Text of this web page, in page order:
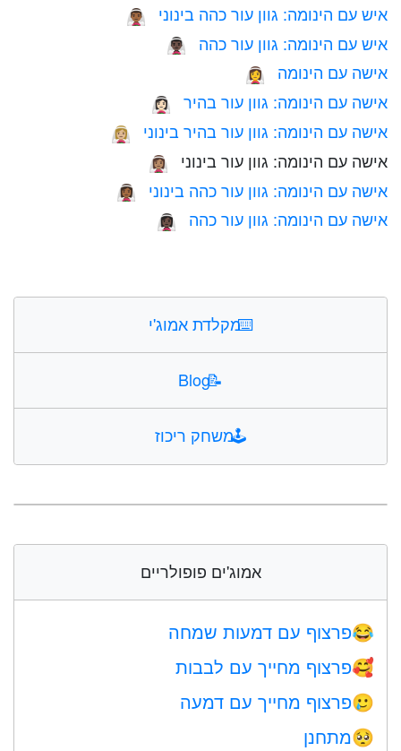
👰🏾‍♂️ איש עם הינומה: גוון עור כהה בינוני
👰🏿‍♂️ איש עם הינומה: גוון עור כהה
👰‍♀️ אישה עם הינומה
👰🏻‍♀️ אישה עם הינומה: גוון עור בהיר
👰🏼‍♀️ אישה עם הינומה: גוון עור בהיר בינוני
👰🏽‍♀️ אישה עם הינומה: גוון עור בינוני
👰🏾‍♀️ אישה עם הינומה: גוון עור כהה בינוני
👰🏿‍♀️ אישה עם הינומה: גוון עור כהה
⌨️מקלדת אמוג'י
📝
Blog
🕹️משחק ריכוז
אמוג'ים פופולריים
😂פרצוף עם דמעות שמחה
🥰פרצוף מחייך עם לבבות
🥲פרצוף מחייך עם דמעה
🥺מתחנן